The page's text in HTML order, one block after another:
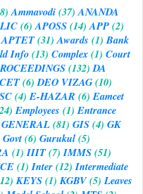
Ammavodi(37) ANANDA
(6) APOSS(14) APP(2)
APTET(31) Awards (1) Bank
Info(13) Complex(1) Court
(132) DA
(6) DEO VIZAG(10)
(4) E-HAZAR (6) Eamcet
Employees (1) Entrance
GENERAL(81) GIS(4) GK
Govt(6) Gurukul(5)
(1) IIIT(7) IMMS(51)
(1) Inter(12) Intermediate
KEYS(1) KGBV(5) Leaves